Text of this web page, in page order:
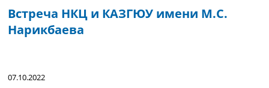
Встреча НКЦ и КАЗГЮУ имени М.С.
Нарикбаева
07.10.2022